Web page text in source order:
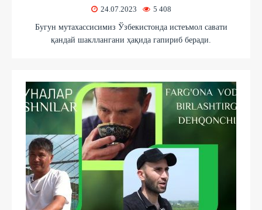
24.07.2023 5 408
Бугун мутахассисимиз Ўзбекистонда истеъмол савати
қандай шакллангани ҳақида гапириб беради.